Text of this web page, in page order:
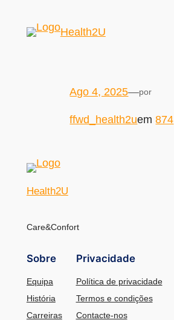
Health2U
Ago 4, 2025—por
ffwd_health2uem874
Health2U
Care&Confort
Sobre
Equipa
História
Carreiras
Privacidade
Política de privacidade
Termos e condições
Contacte-nos